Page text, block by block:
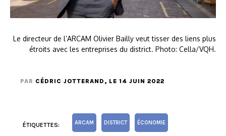
Le directeur de l’ARCAM Olivier Bailly veut tisser des liens plus
étroits avec les entreprises du district. Photo: Cella/VQH.
PAR CÉDRIC JOTTERAND , LE 14 JUIN 2022
ÉTIQUETTES: ARCAM DISTRICT ÉCONOMIE